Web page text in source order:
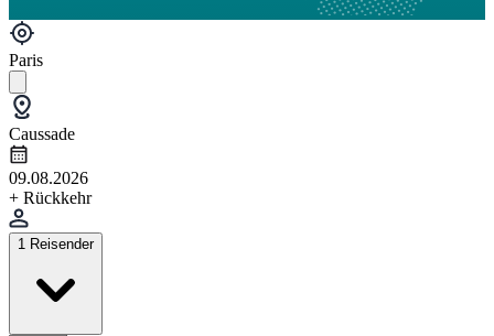
Paris
Caussade
09.08.2026
+ Rückkehr
1 Reisender